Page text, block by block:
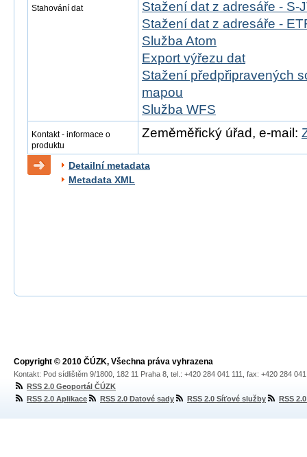
Stahování dat
Stažení dat z adresáře - S-
Stažení dat z adresáře -
Služba Atom
Export výřezu dat
Stažení předpřipravených
mapou
Služba WFS
Kontakt - informace o
produktu
Zeměměřický úřad, e-mail:
Detailní metadata
Metadata XML
Copyright © 2010 ČÚZK, Všechna práva vyhrazena
Kontakt: Pod sídlištěm 9/1800, 182 11 Praha 8, tel.: +420 284 041 111, fax: +420 284
RSS 2.0 Geoportál ČÚZK
RSS 2.0 Aplikace
RSS 2.0 Datové sady RSS 2.0 Síťové služby RSS